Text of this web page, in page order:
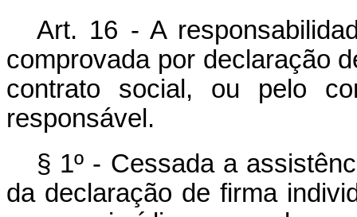
Art. 16 - A
comprovada por declaração
contrato social, ou pelo
responsável.
§ 1º - Cessada a
da declaração de firma